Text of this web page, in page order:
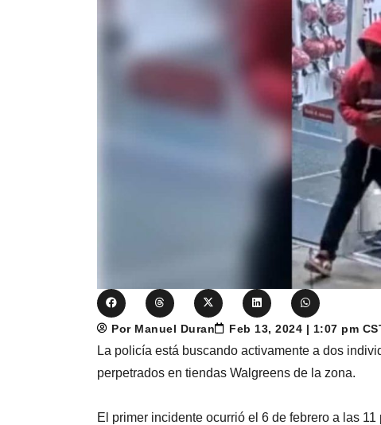
Por Manuel Duran Feb 13, 2024 | 1:07 pm
La policía está buscando activamente a dos
perpetrados en tiendas Walgreens de la zona.
El primer incidente ocurrió el 6 de febrero a las